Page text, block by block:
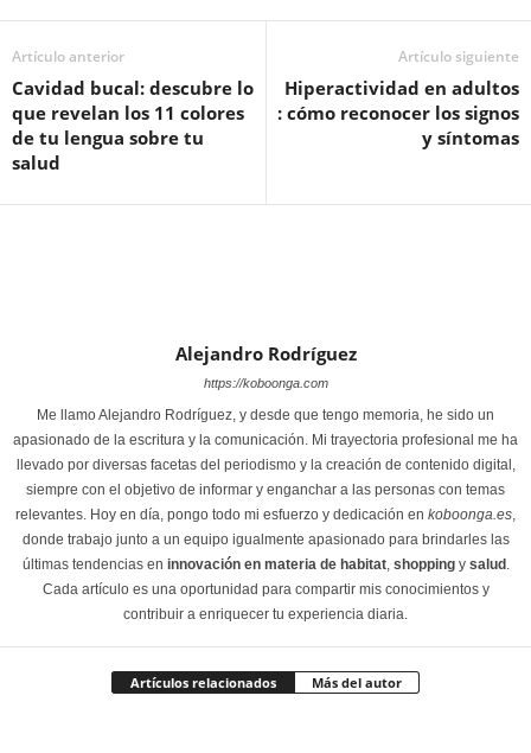
Artículo anterior
Cavidad bucal: descubre lo
que revelan los 11 colores
de tu lengua sobre tu
salud
Artículo siguiente
Hiperactividad en adultos
: cómo reconocer los signos
y síntomas
Alejandro Rodríguez
https://koboonga.com
Me llamo Alejandro Rodríguez, y desde que tengo memoria, he sido un
apasionado de la escritura y la comunicación. Mi trayectoria profesional me ha
llevado por diversas facetas del periodismo y la creación de contenido digital,
siempre con el objetivo de informar y enganchar a las personas con temas
relevantes. Hoy en día, pongo todo mi esfuerzo y dedicación en koboonga.es
donde trabajo junto a un equipo igualmente apasionado para brindarles las
últimas tendencias en innovación en materia de habitat, shoppingy salud.
Cada artículo es una oportunidad para compartir mis conocimientos y
contribuir a enriquecer tu experiencia diaria.
Artículos relacionados Más del autor